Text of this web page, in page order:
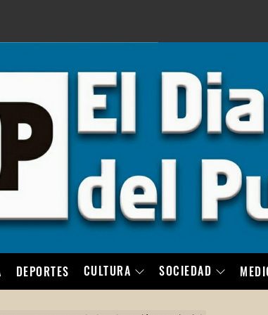
DEPORTES CULTURA SOCIEDAD